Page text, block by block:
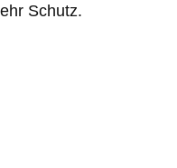
Schutz.